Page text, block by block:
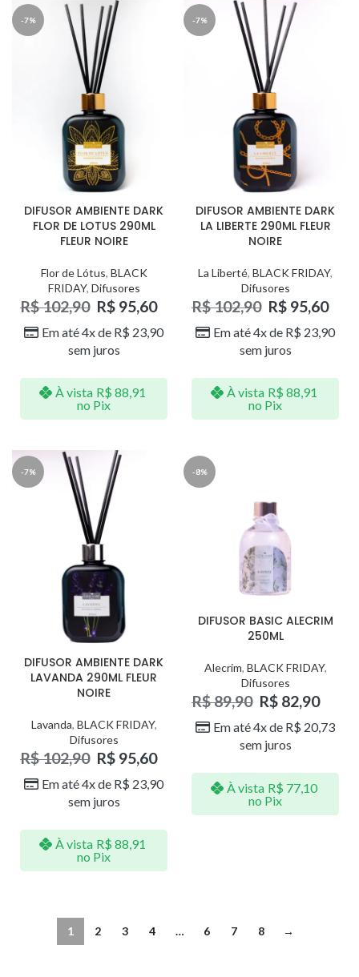
-7%
DIFUSOR AMBIENTE DARK
FLOR DE LOTUS 290ML
FLEUR NOIRE
Flor de Lótus, BLACK
FRIDAY, Difusores
R$102,90 R$ 95,60
Em até 4x de R$ 23,90
sem juros
À vista R$ 88,91
no Pix
-7%
DIFUSOR AMBIENTE DARK
LA LIBERTE 290ML FLEUR
NOIRE
La Liberté, BLACK FRIDAY,
Difusores
R$102,90 R$ 95,60
Em até 4x de R$ 23,90
sem juros
À vista R$ 88,91
no Pix
-7%
DIFUSOR AMBIENTE DARK
LAVANDA 290ML FLEUR
NOIRE
Lavanda, BLACK FRIDAY,
Difusores
R$102,90 R$ 95,60
Em até 4x de R$ 23,90
sem juros
À vista R$ 88,91
no Pix
-8%
DIFUSOR BASIC ALECRIM
250ML
Alecrim, BLACK FRIDAY,
Difusores
R$89,90 R$ 82,90
Em até 4x de R$ 20,73
sem juros
À vista R$ 77,10
no Pix
1 2 3 4 … 6 7 8 →